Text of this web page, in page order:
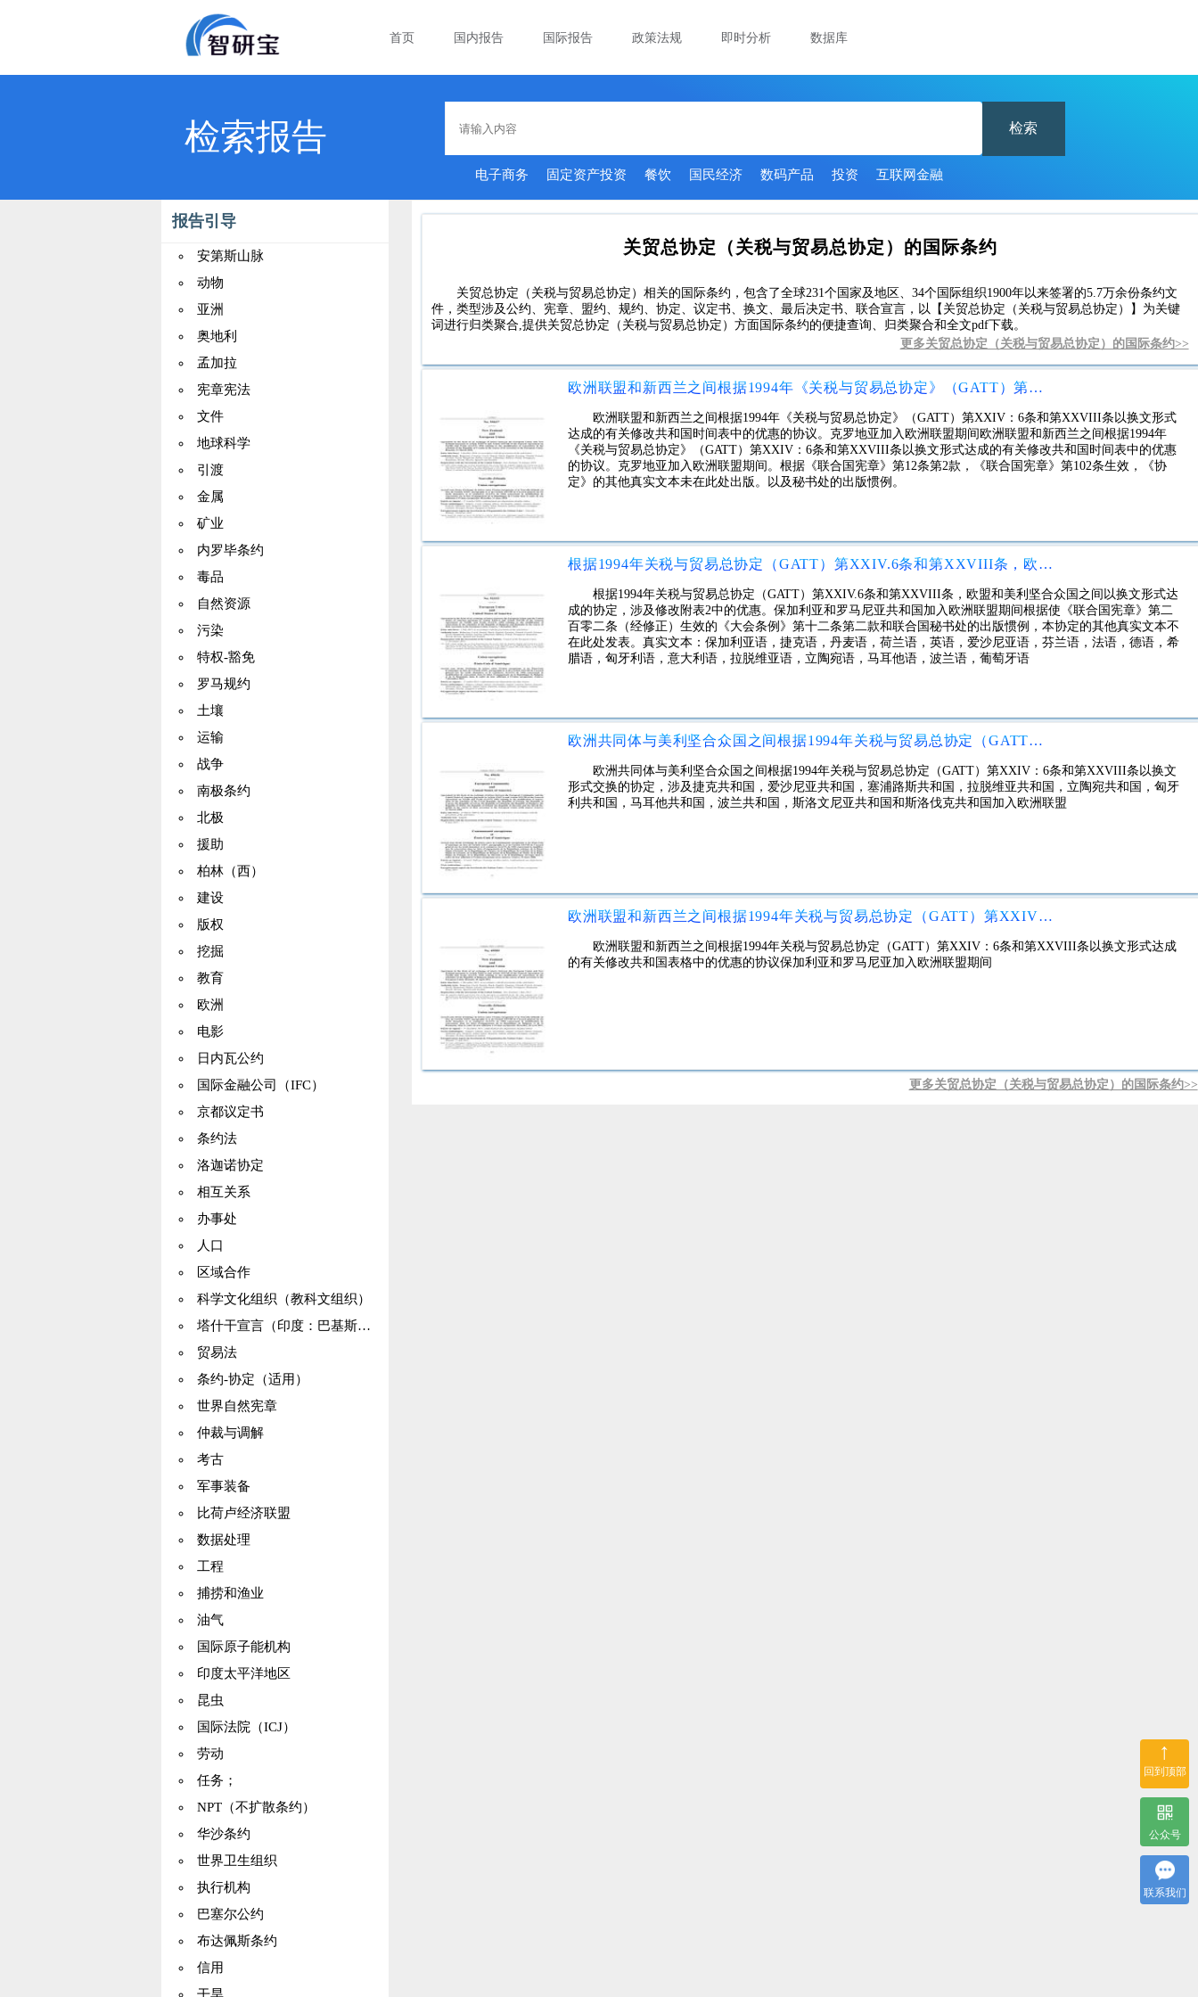
首页 国内报告 国际报告 政策法规 即时分析 数据库
检索报告 检索
电子商务 固定资产投资 餐饮 国民经济 数码产品 投资 互联网金融
报告引导
安第斯山脉
动物
亚洲
奥地利
孟加拉
宪章宪法
文件
地球科学
引渡
金属
矿业
内罗毕条约
毒品
自然资源
污染
特权-豁免
罗马规约
土壤
运输
战争
南极条约
北极
援助
柏林（西）
建设
版权
挖掘
教育
欧洲
电影
日内瓦公约
国际金融公司（IFC）
京都议定书
条约法
洛迦诺协定
相互关系
办事处
人口
区域合作
科学文化组织（教科文组织）
塔什干宣言（印度：巴基斯坦）
贸易法
条约-协定（适用）
世界自然宪章
仲裁与调解
考古
军事装备
比荷卢经济联盟
数据处理
工程
捕捞和渔业
油气
国际原子能机构
印度太平洋地区
昆虫
国际法院（ICJ）
劳动
任务；
NPT（不扩散条约）
华沙条约
世界卫生组织
执行机构
巴塞尔公约
布达佩斯条约
信用
关贸总协定（关税与贸易总协定）的国际条约
关贸总协定（关税与贸易总协定）相关的国际条约，包含了全球231个国家及地区、34个国际组织1900年以来签署的5.7万余份条约文
件，类型涉及公约、宪章、盟约、规约、协定、议定书、换文、最后决定书、联合宣言，以【关贸总协定（关税与贸易总协定）】为关键
词进行归类聚合,提供关贸总协定（关税与贸易总协定）方面国际条约的便捷查询、归类聚合和全文pdf下载。
更多关贸总协定（关税与贸易总协定）的国际条约>>
欧洲联盟和新西兰之间根据1994年《关税与贸易总协定》（GATT）第XXIV：6条和第XXVIII条以换文形式达成的有关修改共和国时间表中的优惠的协议。克罗地亚加入欧洲联盟期间
欧洲联盟和新西兰之间根据1994年《关税与贸易总协定》（GATT）第XXIV：6条和第XXVIII条以换文形式
达成的有关修改共和国时间表中的优惠的协议。克罗地亚加入欧洲联盟期间欧洲联盟和新西兰之间根据1994年
《关税与贸易总协定》（GATT）第XXIV：6条和第XXVIII条以换文形式达成的有关修改共和国时间表中的优惠
的协议。克罗地亚加入欧洲联盟期间。根据《联合国宪章》第12条第2款，《联合国宪章》第102条生效，《协
定》的其他真实文本未在此处出版。以及秘书处的出版惯例。
根据1994年关税与贸易总协定（GATT）第XXIV.6条和第XXVIII条，欧盟和美利坚合众国之间以换文形式达成的协定，涉及修改附表2中的优惠。保加利亚和罗马尼亚共和国加入欧洲联盟期间
根据1994年关税与贸易总协定（GATT）第XXIV.6条和第XXVIII条，欧盟和美利坚合众国之间以换文形式达
成的协定，涉及修改附表2中的优惠。保加利亚和罗马尼亚共和国加入欧洲联盟期间根据使《联合国宪章》第二
百零二条（经修正）生效的《大会条例》第十二条第二款和联合国秘书处的出版惯例，本协定的其他真实文本不
在此处发表。真实文本：保加利亚语，捷克语，丹麦语，荷兰语，英语，爱沙尼亚语，芬兰语，法语，德语，希
腊语，匈牙利语，意大利语，拉脱维亚语，立陶宛语，马耳他语，波兰语，葡萄牙语
欧洲共同体与美利坚合众国之间根据1994年关税与贸易总协定（GATT）第XXIV：6条和第XXVIII条以换文形式交换的协定，涉及捷克共和国，爱沙尼亚共和国，塞浦路斯共和国，拉脱维亚共和国，立陶宛共和国，匈牙利共和国，马耳他共和国，波兰共和国，斯洛文尼亚共和国和斯洛伐克共和国加入欧洲联盟
欧洲共同体与美利坚合众国之间根据1994年关税与贸易总协定（GATT）第XXIV：6条和第XXVIII条以换文
形式交换的协定，涉及捷克共和国，爱沙尼亚共和国，塞浦路斯共和国，拉脱维亚共和国，立陶宛共和国，匈牙
利共和国，马耳他共和国，波兰共和国，斯洛文尼亚共和国和斯洛伐克共和国加入欧洲联盟
欧洲联盟和新西兰之间根据1994年关税与贸易总协定（GATT）第XXIV：6条和第XXVIII条以换文形式达成的有关修改共和国表格中的优惠的协议保加利亚和罗马尼亚加入欧洲联盟期间
欧洲联盟和新西兰之间根据1994年关税与贸易总协定（GATT）第XXIV：6条和第XXVIII条以换文形式达成
的有关修改共和国表格中的优惠的协议保加利亚和罗马尼亚加入欧洲联盟期间
更多关贸总协定（关税与贸易总协定）的国际条约>>
↑
回到顶部
公众号
联系我们